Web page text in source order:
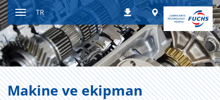
İçeriğe
atla
Gezintiyi
ayarla
İndirilenlerWorldwide
TR
Ma­ki­ne ve ekip­man